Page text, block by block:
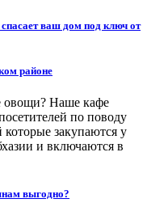
ваш дом под ключ от
районе
овощи? Наше кафе
по поводу
закупаются у
и включаются в
выгодно?